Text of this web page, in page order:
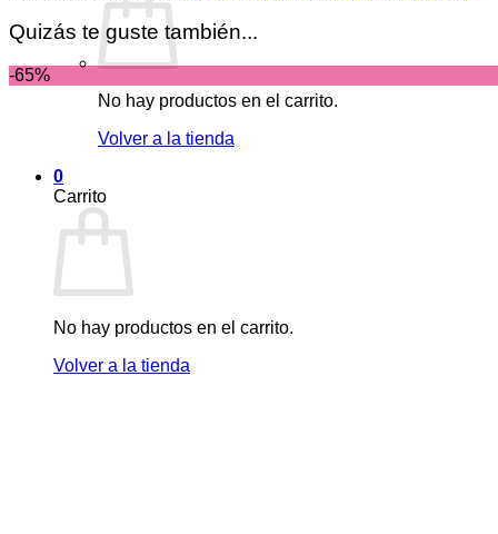
No hay productos en el carrito.
Volver a la tienda
0
Carrito
No hay productos en el carrito.
Volver a la tienda
Quizás te guste también...
-65%